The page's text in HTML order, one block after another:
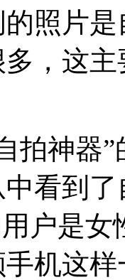
照片
，这
拍神器
看到
户是
机这